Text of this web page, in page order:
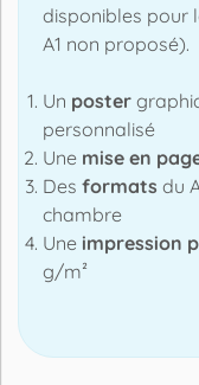
disponibles pour
A1 non proposé).
Un poster
personnalisé
Une mise en
Des formats du
chambre
Une impression
g/m²